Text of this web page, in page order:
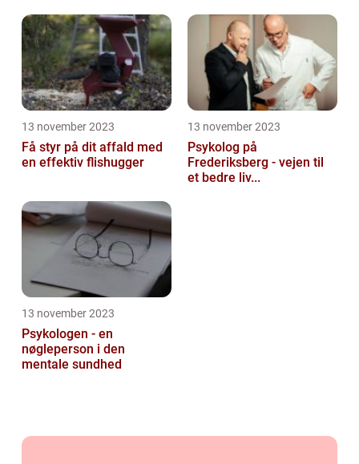
13 november 2023
Få styr på dit affald med
en effektiv flishugger
13 november 2023
Psykolog på
Frederiksberg - vejen til
et bedre liv...
13 november 2023
Psykologen - en
nøgleperson i den
mentale sundhed